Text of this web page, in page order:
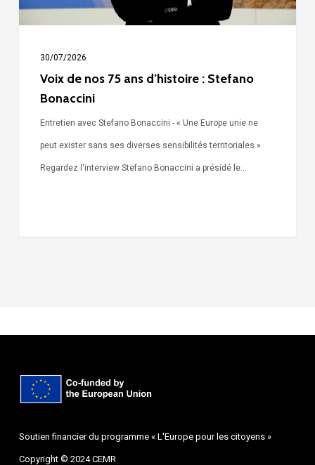
Stefano
Bonaccini
30/07/2026
Voix de nos 75 ans d’histoire : Stefano
Bonaccini
Entretien avec Stefano Bonaccini - « Une Europe unie ne
peut exister sans ses diverses sensibilités territoriales »
Regardez l'interview Stefano Bonaccini a présidé le…
Soutien financier du programme « L'Europe pour les citoyens »
Copyright © 2024 CEMR